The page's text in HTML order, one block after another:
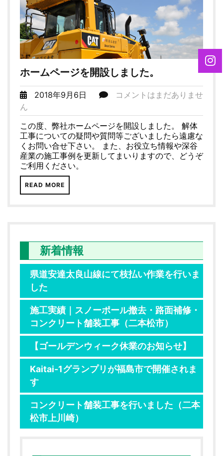
ホームページを開設しました。
2018年9月6日
コメントはまだありませ
ん
この度、弊社ホームページを開設しました。 解体
工事についての疑問や質問等ございましたら遠慮な
くお問い合せ下さい。 また、お役立ち情報や深谷
産業の施工事例を更新してまいりますので、どうぞ
ご利用ください。
READ MORE
新着情報
県道安達太良山線にて枝払い作業を行いま
した
施工実績｜スノーポール撤去・路面補修・
コンクリート舗装工事（二本松市）
【ゴールデンウィーク休業のお知らせ】
Kaitai-1グランプリが福島市で開催されま
す
コンクリート舗装工事を行いました（二本
松市上川崎）